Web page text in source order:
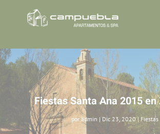
Fiestas Santa Ana 2015 en
poradmin | Dic 23, 2020| Fiestas